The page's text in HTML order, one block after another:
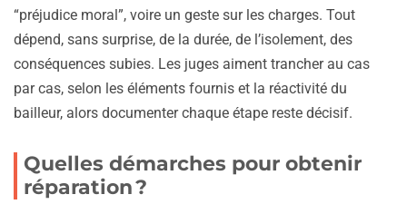
“préjudice moral”, voire un geste sur les charges. Tout
dépend, sans surprise, de la durée, de l’isolement, des
conséquences subies. Les juges aiment trancher au cas
par cas, selon les éléments fournis et la réactivité du
bailleur, alors documenter chaque étape reste décisif.
Quelles démarches pour obtenir
réparation ?